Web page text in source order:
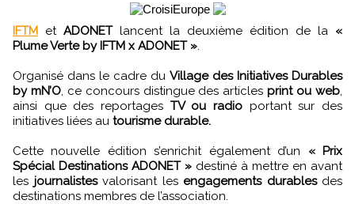
IFTM et ADONETlancent la deuxième édition de la «
Plume Verte by IFTM x ADONET ».
Organisé dans le cadre du Village des Initiatives Durables
by mN’O, ce concours distingue des articlesprint ou web,
ainsi que des reportages TV ou radio portant sur des
initiatives liées au tourisme durable.
Cette nouvelle édition s’enrichit également d’un « Prix
Spécial Destinations ADONET » destiné à mettre en avant
les journalistesvalorisant les engagements durablesdes
destinations membres de l’association.